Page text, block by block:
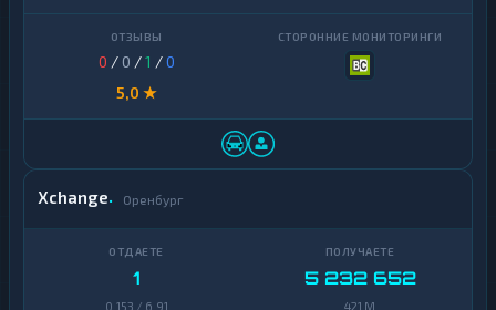
0 / 0 /1 /0
5,0 ★
Xchange Оренбург
1
0,153 / 6,91
5 232 652
421 M